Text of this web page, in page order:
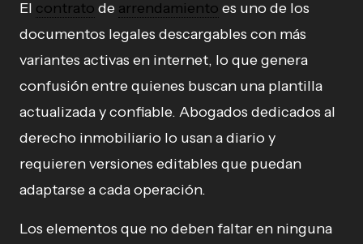
El contrato de arrendamiento es uno de los
documentos legales descargables con más
variantes activas en internet, lo que genera
confusión entre quienes buscan una plantilla
actualizada y confiable. Abogados dedicados al
derecho inmobiliario lo usan a diario y
requieren versiones editables que puedan
adaptarse a cada operación.
Los elementos que no deben faltar en ninguna